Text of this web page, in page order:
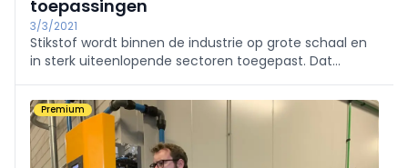
toepassingen
3/3/2021
Stikstof wordt binnen de industrie op grote schaal en
in sterk uiteenlopende sectoren toegepast. Dat
industrie tot de chemische en farmaceutische
industrie. In veel sectoren stapt men in toenemende
mate over op het zelf genereren van stikstof met
behulp van een stikstofgenerator.
Premium